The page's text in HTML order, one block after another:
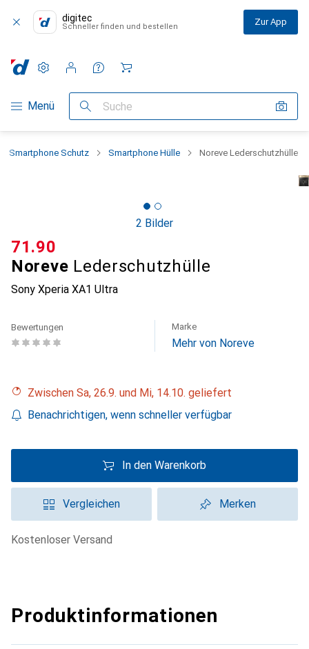
digitec
Schneller finden und bestellen Zur App
Navigation nach Kategorien
Menü Suche
Einstellungen
Kundenkonto
Vergleichslisten
Merklisten
Warenkorb
Smartphone Schutz Smartphone Hülle Noreve Lederschutzhülle
2 Bilder
Noreve Lederschutzhülle
Sony Xperia XA1 Ultra
CHF
71.90
Bewertungen Marke
Mehr von Noreve
Zwischen Sa, 26.9. und Mi, 14.10. geliefert
Benachrichtigen, wenn schneller verfügbar
In den Warenkorb
Vergleichen Merken
kostenloser Versand
Produktinformationen